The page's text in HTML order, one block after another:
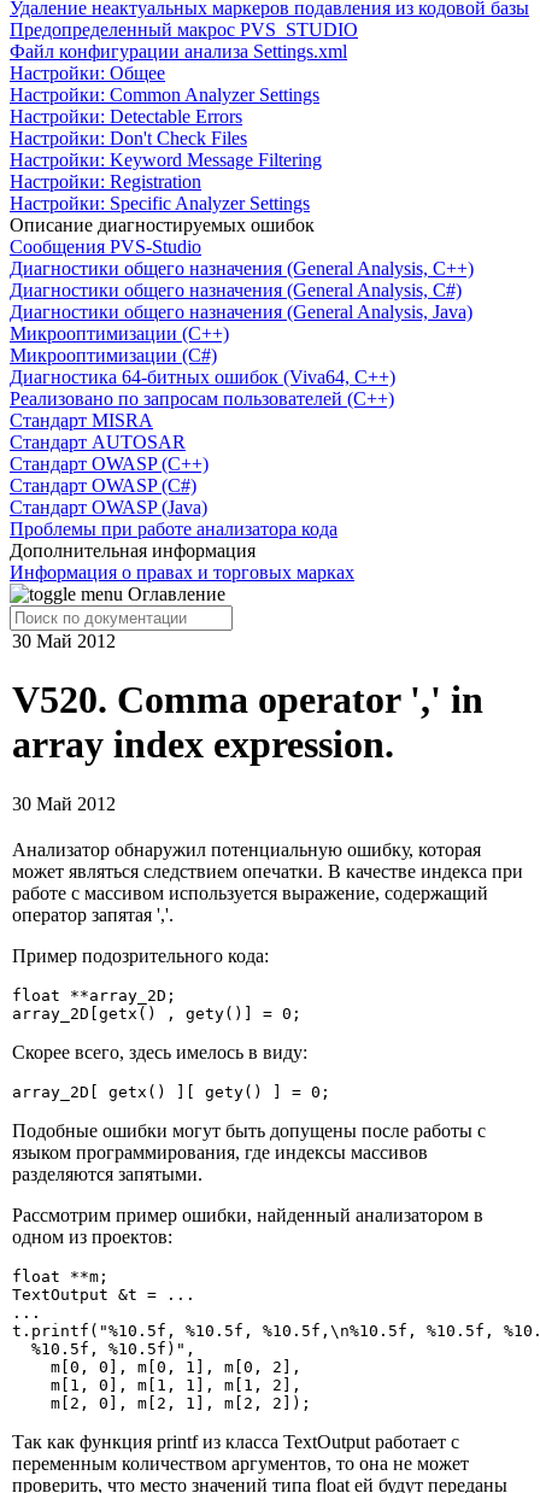
Удаление неактуальных маркеров подавления из кодовой базы
Предопределенный макрос PVS_STUDIO
Файл конфигурации анализа Settings.xml
Настройки: Общее
Настройки: Common Analyzer Settings
Настройки: Detectable Errors
Настройки: Don't Check Files
Настройки: Keyword Message Filtering
Настройки: Registration
Настройки: Specific Analyzer Settings
Описание диагностируемых ошибок
Сообщения PVS-Studio
Диагностики общего назначения (General Analysis, C++)
Диагностики общего назначения (General Analysis, C#)
Диагностики общего назначения (General Analysis, Java)
Микрооптимизации (C++)
Микрооптимизации (C#)
Диагностика 64-битных ошибок (Viva64, C++)
Реализовано по запросам пользователей (C++)
Cтандарт MISRA
Стандарт AUTOSAR
Стандарт OWASP (C++)
Стандарт OWASP (C#)
Стандарт OWASP (Java)
Проблемы при работе анализатора кода
Дополнительная информация
Информация о правах и торговых марках
Оглавление
30 Май 2012
V520. Comma operator ',' in
array index expression.
30 Май 2012
Анализатор обнаружил потенциальную ошибку, которая
может являться следствием опечатки. В качестве индекса при
работе с массивом используется выражение, содержащий
оператор запятая ','.
Пример подозрительного кода:
float **array_2D;
array_2D[getx() , gety()] = 0;
Скорее всего, здесь имелось в виду:
array_2D[ getx() ][ gety() ] = 0;
Подобные ошибки могут быть допущены после работы с
языком программирования, где индексы массивов
разделяются запятыми.
Рассмотрим пример ошибки, найденный анализатором в
одном из проектов:
float **m;
TextOutput &t = ...
...
t.printf("%10.5f, %10.5f, %10.5f,\n%10.5f, %10.5f,
  %10.5f, %10.5f)",
    m[0, 0], m[0, 1], m[0, 2],
    m[1, 0], m[1, 1], m[1, 2],
    m[2, 0], m[2, 1], m[2, 2]);
Так как функция printf из класса TextOutput работает с
переменным количеством аргументов, то она не может
проверить, что место значений типа float ей будут переданы